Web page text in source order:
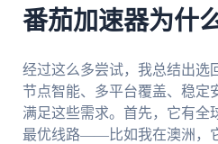
番茄加速器为什
经过这么多尝试，我总结出选
节点智能、多平台覆盖、稳定
满足这些需求。首先，它有全
最优线路——比如我在澳洲，